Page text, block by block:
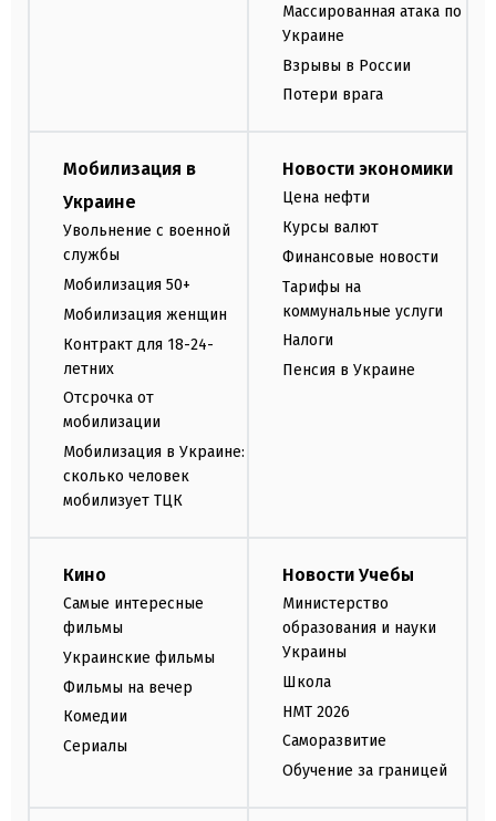
Массированная атака по
Украине
Взрывы в России
Потери врага
Мобилизация в
Украине
Увольнение с военной
службы
Мобилизация 50+
Мобилизация женщин
Контракт для 18-24-
летних
Отсрочка от
мобилизации
Мобилизация в Украине:
сколько человек
мобилизует ТЦК
Новости экономики
Цена нефти
Курсы валют
Финансовые новости
Тарифы на
коммунальные услуги
Налоги
Пенсия в Украине
Кино
Самые интересные
фильмы
Украинские фильмы
Фильмы на вечер
Комедии
Сериалы
Новости Учебы
Министерство
образования и науки
Украины
Школа
НМТ 2026
Саморазвитие
Обучение за границей